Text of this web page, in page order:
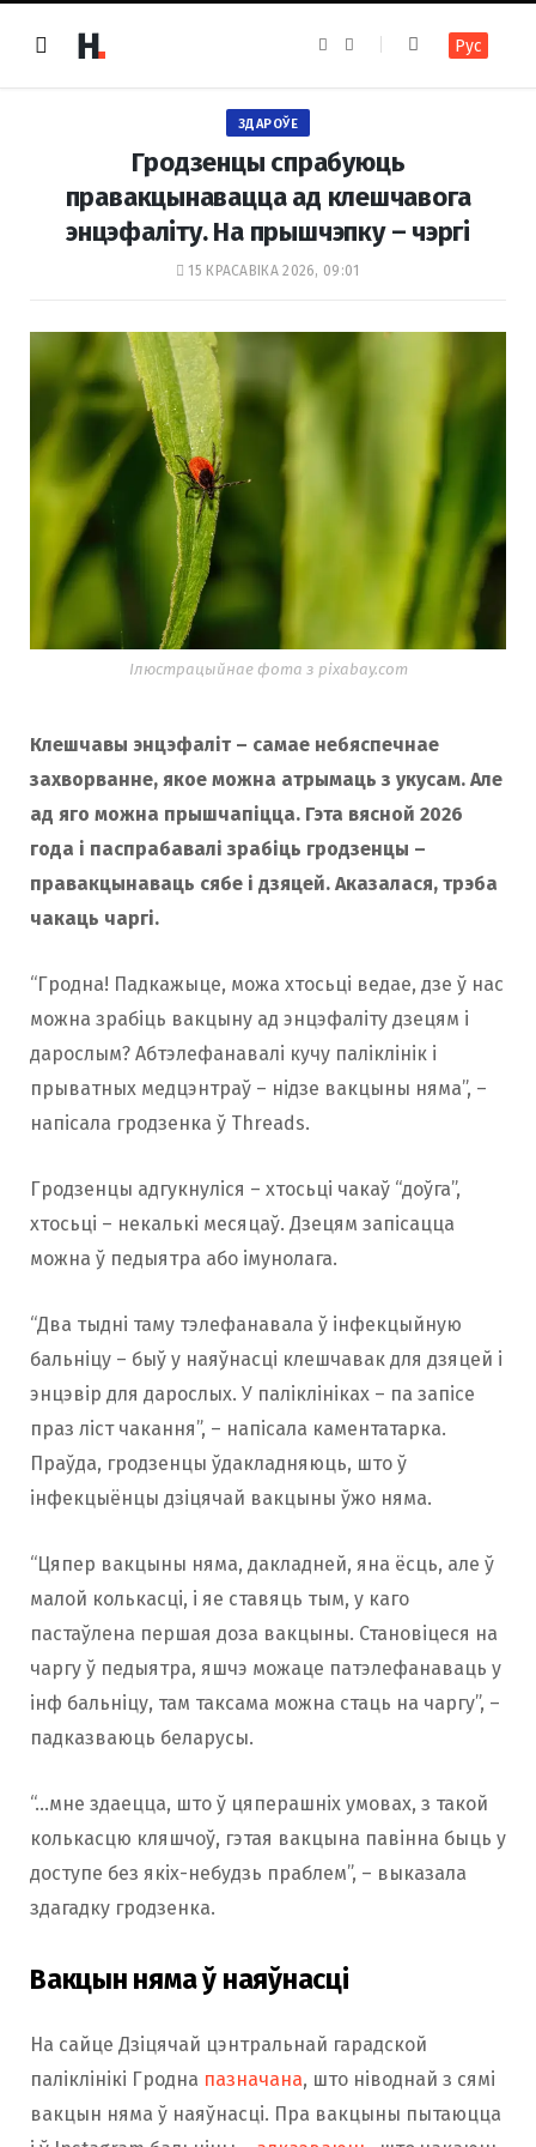
e
k
t
a
m
Рус
ЗДАРОЎЕ
Гродзенцы спрабуюць
правакцынавацца ад клешчавога
энцэфаліту. На прышчэпку – чэргі
15 КРАСАВІКА 2026, 09:01
Ілюстрацыйнае фота з pixabay.com
Клешчавы энцэфаліт – самае небяспечнае
захворванне, якое можна атрымаць з укусам. Але
ад яго можна прышчапіцца. Гэта вясной 2026
года і паспрабавалі зрабіць гродзенцы –
правакцынаваць сябе і дзяцей. Аказалася, трэба
чакаць чаргі.
“Гродна! Падкажыце, можа хтосьці ведае, дзе ў нас
можна зрабіць вакцыну ад энцэфаліту дзецям і
дарослым? Абтэлефанавалі кучу паліклінік і
прыватных медцэнтраў – нідзе вакцыны няма”, –
напісала гродзенка ў Threads.
Гродзенцы адгукнуліся – хтосьці чакаў “доўга”,
хтосьці – некалькі месяцаў. Дзецям запісацца
можна ў педыятра або імунолага.
“Два тыдні таму тэлефанавала ў інфекцыйную
бальніцу – быў у наяўнасці клешчавак для дзяцей і
энцэвір для дарослых. У паліклініках – па запісе
праз ліст чакання”, – напісала каментатарка.
Праўда, гродзенцы ўдакладняюць, што ў
інфекцыёнцы дзіцячай вакцыны ўжо няма.
“Цяпер вакцыны няма, дакладней, яна ёсць, але ў
малой колькасці, і яе ставяць тым, у каго
пастаўлена першая доза вакцыны. Становіцеся на
чаргу ў педыятра, яшчэ можаце патэлефанаваць у
інф бальніцу, там таксама можна стаць на чаргу”, –
падказваюць беларусы.
“…мне здаецца, што ў цяперашніх умовах, з такой
колькасцю кляшчоў, гэтая вакцына павінна быць у
доступе без якіх-небудзь праблем”, – выказала
здагадку гродзенка.
Вакцын няма ў наяўнасці
На сайце Дзіцячай цэнтральнай гарадской
паліклінікі Гродна пазначана, што ніводнай з сямі
вакцын няма ў наяўнасці. Пра вакцыны пытаюцца